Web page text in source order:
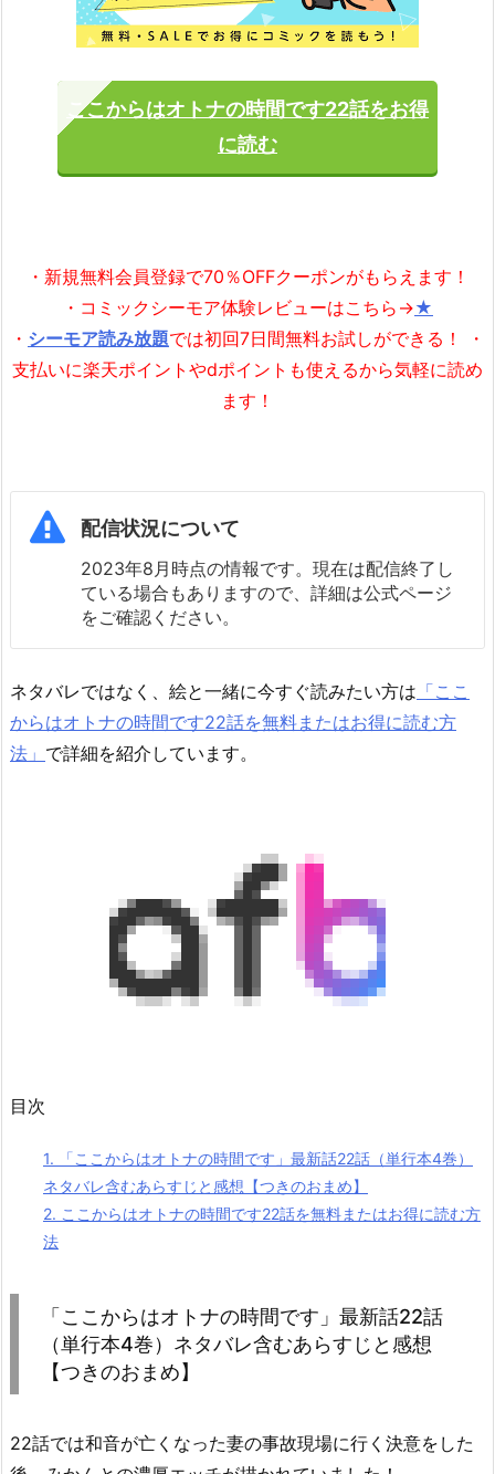
ここからはオトナの時間です22話をお得
に読む
・新規無料会員登録で70％OFFクーポンがもらえます！
・コミックシーモア体験レビューはこちら→★
・ シーモア読み放題では初回7日間無料お試しができる！ ・
支払いに楽天ポイントやdポイントも使えるから気軽に読め
ます！
配信状況について
2023年8月時点の情報です。現在は配信終了し
ている場合もありますので、詳細は公式ページ
をご確認ください。
ネタバレではなく、絵と一緒に今すぐ読みたい方は 「ここ
からはオトナの時間です22話を無料またはお得に読む方
法」 で詳細を紹介しています。
目次
1. 「ここからはオトナの時間です」最新話22話（単行本4巻）
ネタバレ含むあらすじと感想【つきのおまめ】
2. ここからはオトナの時間です22話を無料またはお得に読む方
法
「ここからはオトナの時間です」最新話22話
（単行本4巻）ネタバレ含むあらすじと感想
【つきのおまめ】
22話では和音が亡くなった妻の事故現場に行く決意をした